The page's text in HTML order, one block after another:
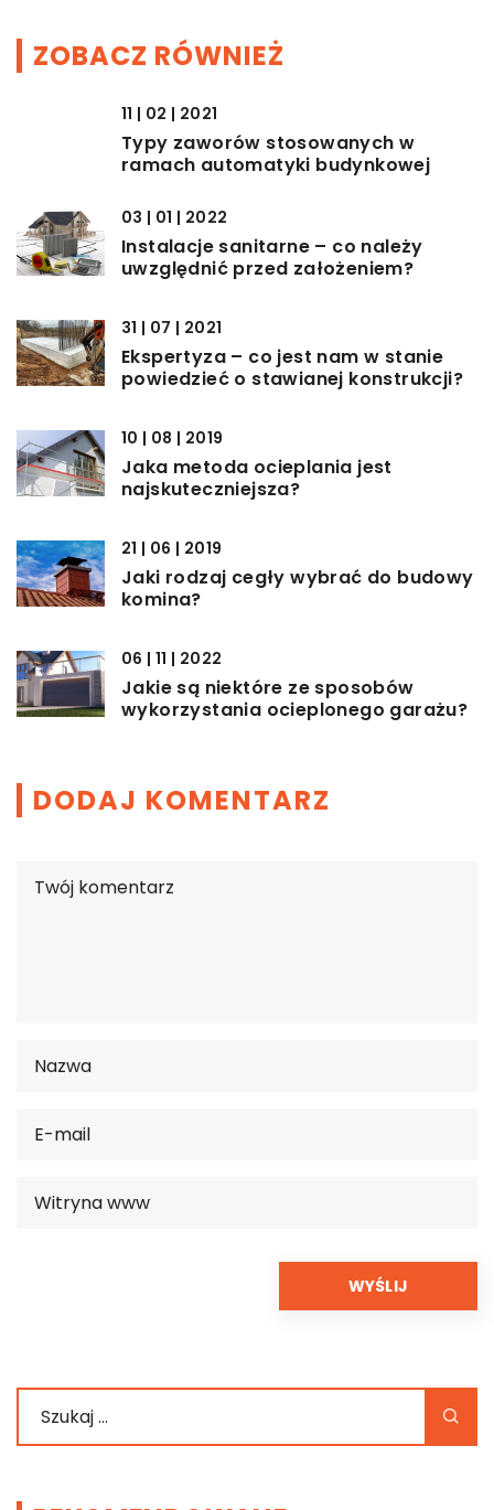
ZOBACZ RÓWNIEŻ
11 | 02 | 2021
Typy zaworów stosowanych w
ramach automatyki budynkowej
03 | 01 | 2022
Instalacje sanitarne – co należy
uwzględnić przed założeniem?
31 | 07 | 2021
Ekspertyza – co jest nam w stanie
powiedzieć o stawianej konstrukcji?
10 | 08 | 2019
Jaka metoda ocieplania jest
najskuteczniejsza?
21 | 06 | 2019
Jaki rodzaj cegły wybrać do budowy
komina?
06 | 11 | 2022
Jakie są niektóre ze sposobów
wykorzystania ocieplonego garażu?
DODAJ KOMENTARZ